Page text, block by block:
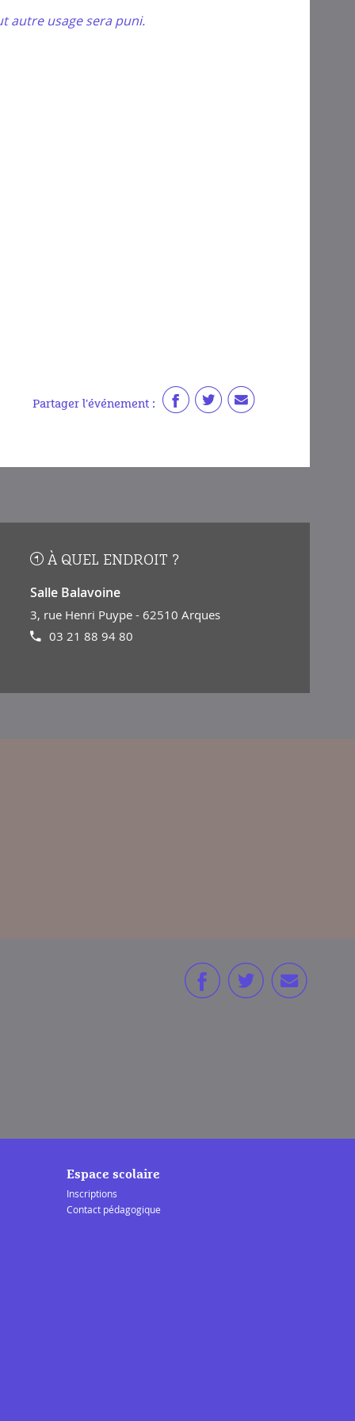
autre usage sera puni.
Partager l'événement :
À QUEL ENDROIT ?
Salle Balavoine
3, rue Henri Puype - 62510 Arques
03 21 88 94 80
Espace scolaire
Inscriptions
Contact pédagogique